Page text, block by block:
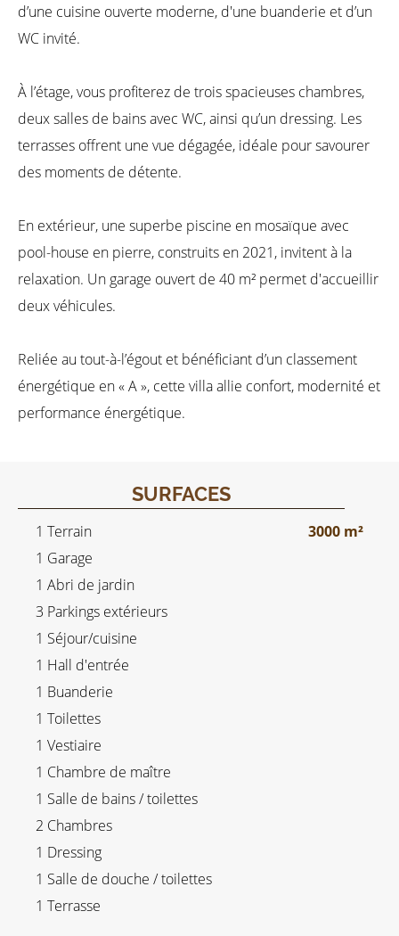
d’une cuisine ouverte moderne, d'une buanderie et d’un
WC invité.
À l’étage, vous profiterez de trois spacieuses chambres,
deux salles de bains avec WC, ainsi qu’un dressing. Les
terrasses offrent une vue dégagée, idéale pour savourer
des moments de détente.
En extérieur, une superbe piscine en mosaïque avec
pool-house en pierre, construits en 2021, invitent à la
relaxation. Un garage ouvert de 40 m² permet d'accueillir
deux véhicules.
Reliée au tout-à-l’égout et bénéficiant d’un classement
énergétique en « A », cette villa allie confort, modernité et
performance énergétique.
SURFACES
1 Terrain
3000 m²
1 Garage
1 Abri de jardin
3 Parkings extérieurs
1 Séjour/cuisine
1 Hall d'entrée
1 Buanderie
1 Toilettes
1 Vestiaire
1 Chambre de maître
1 Salle de bains / toilettes
2 Chambres
1 Dressing
1 Salle de douche / toilettes
1 Terrasse